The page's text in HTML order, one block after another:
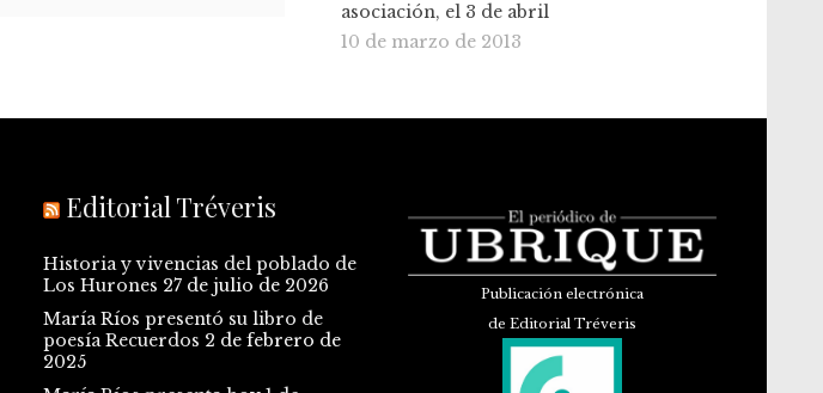
asociación, el 3 de abril
10 de marzo de 2013
Editorial Tréveris
Historia y vivencias del poblado de
Los Hurones 27 de julio de 2026
María Ríos presentó su libro de
poesía Recuerdos 2 de febrero de
2025
Publicación electrónica
de Editorial Tréveris